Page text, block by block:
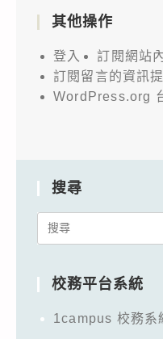
其他操作
登入
訂閱網站
訂閱留言的資訊
WordPress.org
搜尋
Search
校務平台系統
1campus 校務系